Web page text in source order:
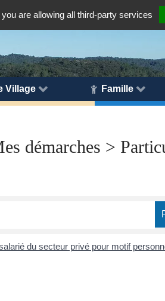
Village Famille
démarches >
du secteur privé pour motif
you are allowing all third-party services